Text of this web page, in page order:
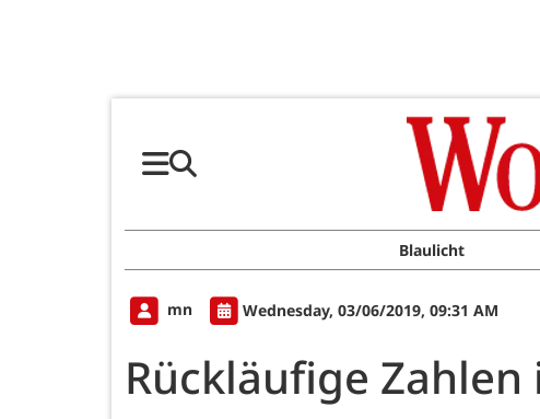
Blaulicht
mn Wednesday, 03/06/2019, 09:31 AM
Rückläufige